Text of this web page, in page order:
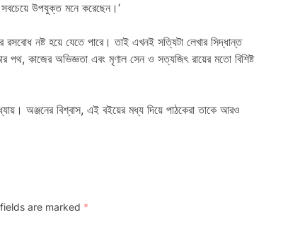
সবচেয়ে উপযুক্ত মনে করেছেন।’
নষ্ট হয়ে যেতে পারে। তাই এখনই সত্যিটা লেখার সিদ্ধান্ত
পথ, কাজের অভিজ্ঞতা এবং মৃণাল সেন ও সত্যজিৎ রায়ের মতো বিশিষ্ট
অঞ্জনের বিশ্বাস, এই বইয়ের মধ্য দিয়ে পাঠকেরা তাকে আরও
are marked *